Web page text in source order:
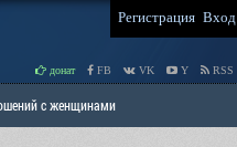
Регистрация Вход
донат FB VK Y RSS
с женщинами